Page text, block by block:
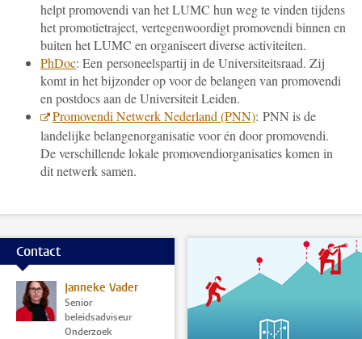
helpt promovendi van het LUMC hun weg te vinden tijdens
het promotietraject, vertegenwoordigt promovendi binnen en
buiten het LUMC en organiseert diverse activiteiten.
PhDoc: Een personeelspartij in de Universiteitsraad. Zij
komt in het bijzonder op voor de belangen van promovendi
en postdocs aan de Universiteit Leiden.
Promovendi Netwerk Nederland (PNN): PNN is de
landelijke belangenorganisatie voor én door promovendi.
De verschillende lokale promovendiorganisaties komen in
dit netwerk samen.
Contact
Janneke Vader
Senior
beleidsadviseur
Onderzoek